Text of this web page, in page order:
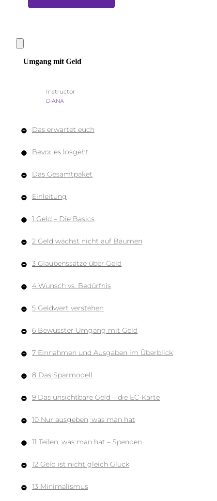
Umgang mit Geld
Instructor
DIANA
Das erwartet euch
Bevor es losgeht
Das Gesamtpaket
Einleitung
1 Geld – Die Basics
2 Geld wächst nicht auf Bäumen
3 Glaubenssätze über Geld
4 Wunsch vs. Bedürfnis
5 Geldwert verstehen
6 Bewusster Umgang mit Geld
7 Einnahmen und Ausgaben im Überblick
8 Das Sparmodell
9 Das unsichtbare Geld – die EC-Karte
10 Nur ausgeben, was man hat
11 Teilen, was man hat – Spenden
12 Geld ist nicht gleich Glück
13 Minimalismus